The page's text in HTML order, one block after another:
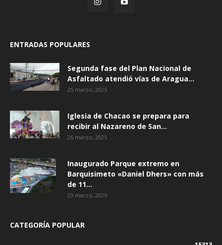
ENTRADAS POPULARES
Segunda fase del Plan Nacional de
Asfaltado atendió vías de Aragua...
25 marzo, 2025
Iglesia de Chacao se prepara para
recibir al Nazareno de San...
26 marzo, 2025
Inaugurado Parque extremo en
Barquisimeto «Daniel Dhers» con más
de 11...
23 marzo, 2025
CATEGORÍA POPULAR